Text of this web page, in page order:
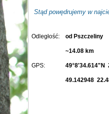
Stąd powędrujemy w
Odległość: od Pszczeliny
~14.08 km
GPS: 49°8'34.614"N
49.142948